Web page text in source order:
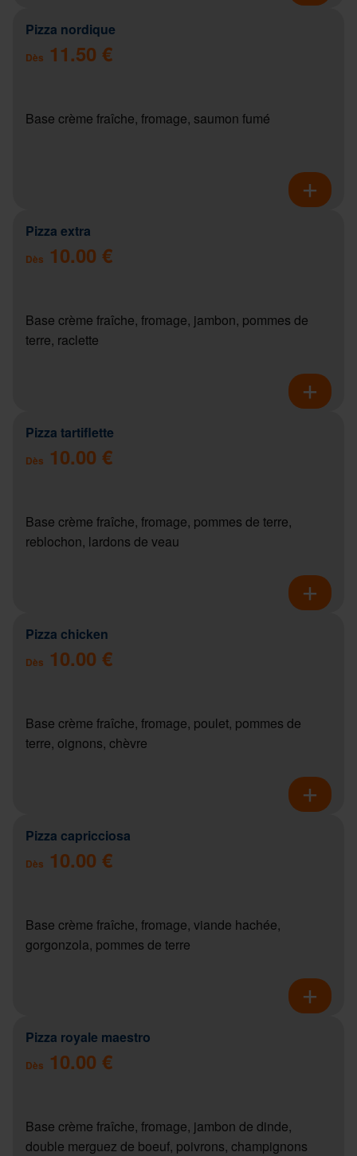
Pizza nordique
Dès 11.50 €
Base crème fraîche, fromage, saumon fumé
Pizza extra
Dès 10.00 €
Base crème fraîche, fromage, jambon, pommes de
terre, raclette
Pizza tartiflette
Dès 10.00 €
Base crème fraîche, fromage, pommes de terre,
reblochon, lardons de veau
Pizza chicken
Dès 10.00 €
Base crème fraîche, fromage, poulet, pommes de
terre, oignons, chèvre
Pizza capricciosa
Dès 10.00 €
Base crème fraîche, fromage, viande hachée,
gorgonzola, pommes de terre
Pizza royale maestro
Dès 10.00 €
Base crème fraîche, fromage, jambon de dinde,
double merguez de boeuf, poivrons, champignons